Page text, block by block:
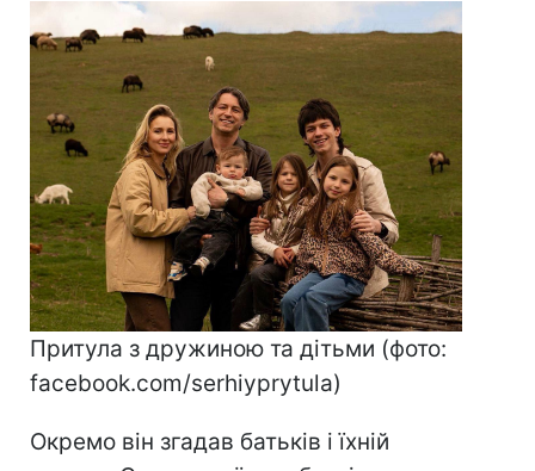
Притула з дружиною та дітьми (фото:
facebook.com/serhiyprytula)​​​​​​​
Окремо він згадав батьків і їхній